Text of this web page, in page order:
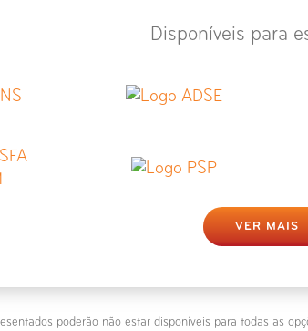
Disponíveis para
VER MAIS
poderão não estar disponíveis para todas as